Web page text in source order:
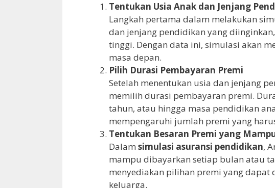
Tentukan Usia Anak dan Jenjang
Langkah pertama dalam melakukan
dan jenjang pendidikan yang
tinggi. Dengan data ini, simulasi akan
masa depan.
Pilih Durasi Pembayaran Premi
Setelah menentukan usia dan jenjang
memilih durasi pembayaran premi.
tahun, atau hingga masa pendidikan
mempengaruhi jumlah premi yang
Tentukan Besaran Premi yang
Dalam simulasi asuransi pendidikan,
mampu dibayarkan setiap bulan atau
menyediakan pilihan premi yang dapat
keluarga.